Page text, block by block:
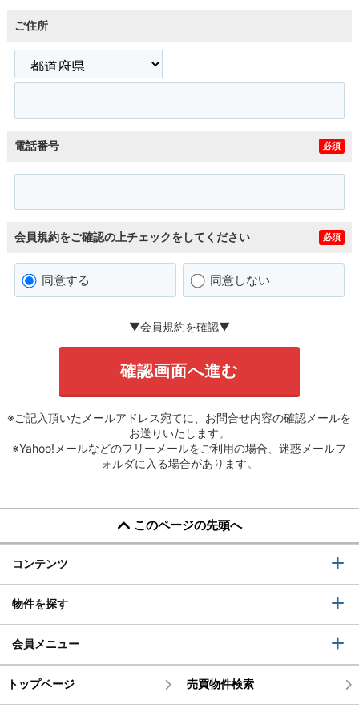
ご住所
電話番号 必須
会員規約をご確認の上チェックをしてください 必須
同意する 同意しない
▼会員規約を確認▼
※ご記入頂いたメールアドレス宛てに、お問合せ内容の確認メールを
お送りいたします。
※Yahoo!メールなどのフリーメールをご利用の場合、迷惑メールフ
ォルダに入る場合があります。
このページの先頭へ
コンテンツ
物件を探す
会員メニュー
トップページ 売買物件検索